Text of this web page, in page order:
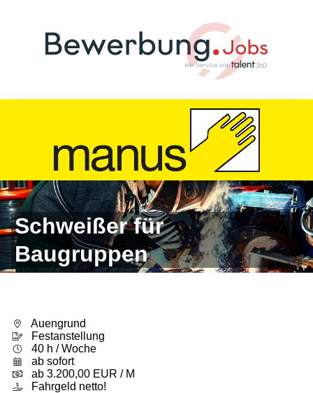
Schweißer für
Baugruppen
Auengrund
Festanstellung
40 h / Woche
ab sofort
ab 3.200,00 EUR / M
Fahrgeld netto!